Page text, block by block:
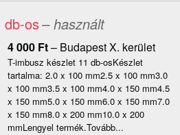
db-os– használt
4 000 Ft– Budapest X. kerület
T-imbusz készlet 11 db-osKészlet
tartalma: 2.0 x 100 mm2.5 x 100 mm3.0
x 100 mm3.5 x 100 mm4.0 x 150 mm4.5
x 150 mm5.0 x 150 mm6.0 x 150 mm7.0
x 150 mm8.0 x 200 mm10.0 x 200
mmLengyel termék.Tovább...